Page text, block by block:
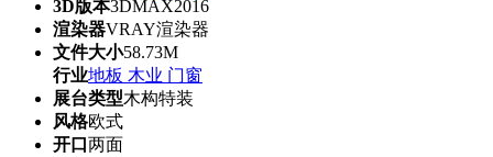
3D版本3DMAX2016
渲染器VRAY渲染器
文件大小58.73M
行业地板 木业 门窗
展台类型木构特装
风格欧式
开口 两面